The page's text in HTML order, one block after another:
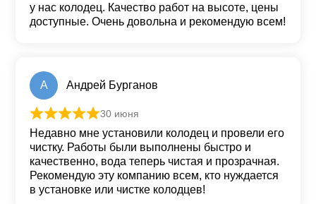
у нас колодец. Качество работ на высоте, цены
доступные. Очень довольна и рекомендую всем!
А Андрей Бурганов
Оценка
30 июня
Недавно мне установили колодец и провели его
чистку. Работы были выполнены быстро и
качественно, вода теперь чистая и прозрачная.
Рекомендую эту компанию всем, кто нуждается
в установке или чистке колодцев!